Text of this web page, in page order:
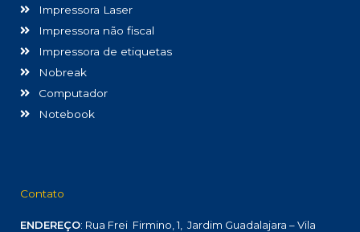
Impressora Laser
Impressora não fiscal
Impressora de etiquetas
Nobreak
Computador
Notebook
Contato
ENDEREÇO: Rua Frei Firmino, 1, Jardim Guadalajara – Vila